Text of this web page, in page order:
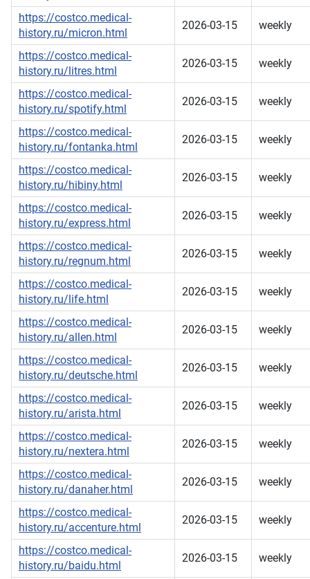
https://costco.medical-
history.ru/micron.html
2026-03-15 weekly
https://costco.medical-
history.ru/litres.html
2026-03-15 weekly
https://costco.medical-
history.ru/spotify.html
2026-03-15 weekly
https://costco.medical-
history.ru/fontanka.html
2026-03-15 weekly
https://costco.medical-
history.ru/hibiny.html
2026-03-15 weekly
https://costco.medical-
history.ru/express.html
2026-03-15 weekly
https://costco.medical-
history.ru/regnum.html
2026-03-15 weekly
https://costco.medical-
history.ru/life.html
2026-03-15 weekly
https://costco.medical-
history.ru/allen.html
2026-03-15 weekly
https://costco.medical-
history.ru/deutsche.html
2026-03-15 weekly
https://costco.medical-
history.ru/arista.html
2026-03-15 weekly
https://costco.medical-
history.ru/nextera.html
2026-03-15 weekly
https://costco.medical-
history.ru/danaher.html
2026-03-15 weekly
https://costco.medical-
history.ru/accenture.html
2026-03-15 weekly
https://costco.medical-
history.ru/baidu.html
2026-03-15 weekly